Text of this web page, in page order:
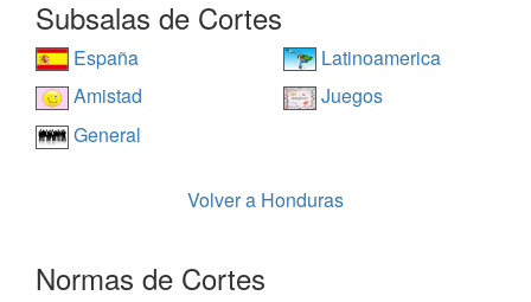
Subsalas de Cortes
España
Latinoamerica
Amistad
Juegos
General
Volver a Honduras
Normas de Cortes